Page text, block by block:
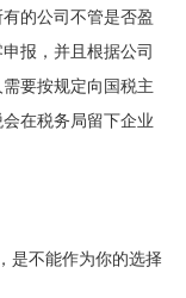
的公司不管是否盈
报，并且根据公司
要按规定向国税主
在税务局留下企业
是不能作为你的选择